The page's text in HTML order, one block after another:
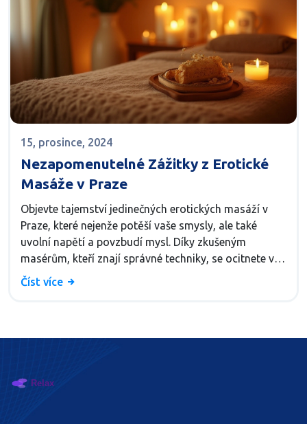
15, prosince, 2024
Nezapomenutelné Zážitky z Erotické
Masáže v Praze
Objevte tajemství jedinečných erotických masáží v
Praze, které nejenže potěší vaše smysly, ale také
uvolní napětí a povzbudí mysl. Díky zkušeným
masérům, kteří znají správné techniky, se ocitnete v
příjemné atmosféře, která je přesně tím, co
Číst více